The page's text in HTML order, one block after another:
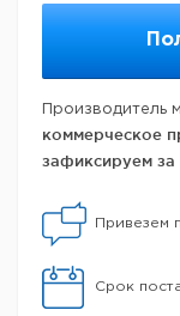
Производитель
коммерческое
зафиксируем
Привезем
Срок